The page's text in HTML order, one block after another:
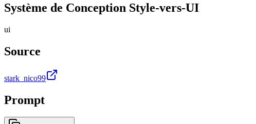
Système de Conception Style-vers-UI
ui
Source
stark_nico99
Prompt